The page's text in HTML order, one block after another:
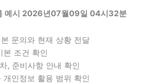
예시 2026년07월09일 04시32분
문의와 현재 상황 전달
본 조건 확인
, 준비사항 안내 확인
개인정보 활용 범위 확인